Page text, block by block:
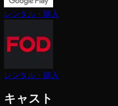
レンタル・購入
レンタル・購入
キャスト